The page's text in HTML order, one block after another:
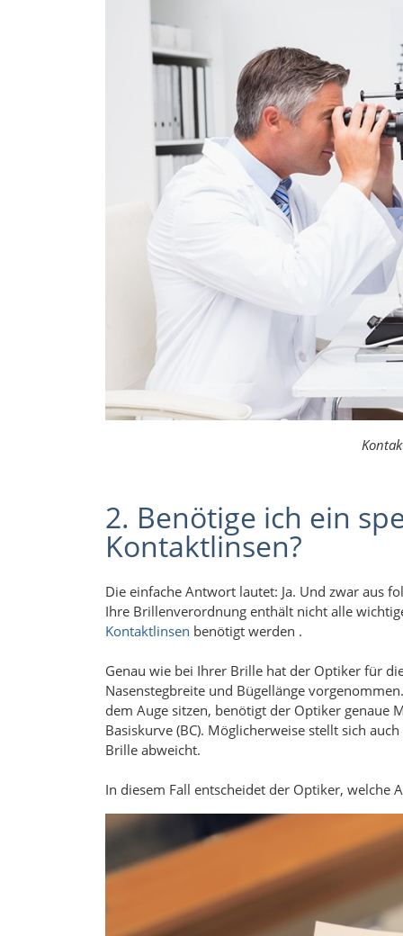
2. Benötige ich ein
Kontaktlinsen?
Die einfache Antwort lautet: Ja. Und zwar aus
Ihre Brillenverordnung enthält nicht alle
Kontaktlinsen benötigt werden .
Genau wie bei Ihrer Brille hat der Optiker für
Nasenstegbreite und Bügellänge
dem Auge sitzen, benötigt der Optiker genaue
Basiskurve (BC). Möglicherweise stellt sich
Brille abweicht.
In diesem Fall entscheidet der Optiker, welche